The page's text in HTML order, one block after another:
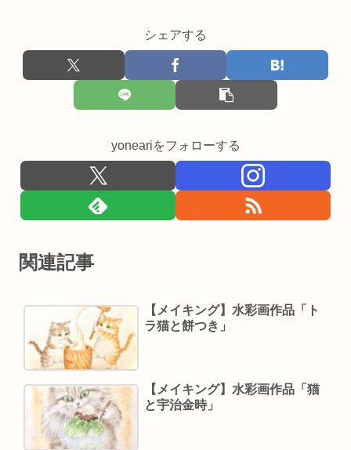
シェアする
yoneariをフォローする
関連記事
【メイキング】水彩画作品「ト
ラ猫と餅つき」
【メイキング】水彩画作品「猫
と宇治金時」